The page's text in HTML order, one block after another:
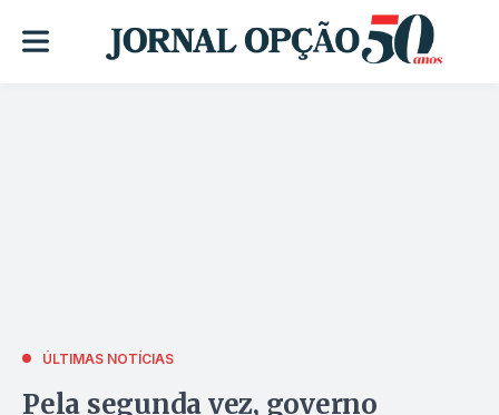
ÚLTIMAS NOTÍCIAS
Pela segunda vez, governo